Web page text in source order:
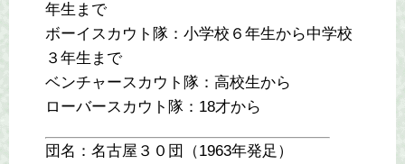
年生まで
ボーイスカウト隊：小学校６年生から中学校
３年生まで
ベンチャースカウト隊：高校生から
ローバースカウト隊：18才から
団名：名古屋３０団（1963年発足）